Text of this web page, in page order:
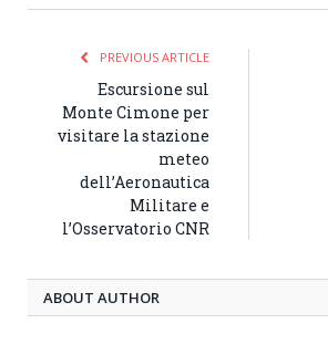
PREVIOUS ARTICLE
Escursione sul
Monte Cimone per
visitare la stazione
meteo
dell’Aeronautica
Militare e
l’Osservatorio CNR
ABOUT AUTHOR